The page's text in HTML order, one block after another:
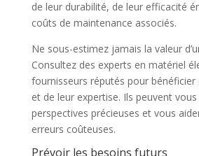
de leur durabilité, de leur efficacité
coûts de maintenance associés.
Ne sous-estimez jamais la valeur
Consultez des experts en matériel
fournisseurs réputés pour bénéficier
et de leur expertise. Ils peuvent
perspectives précieuses et vous
erreurs coûteuses.
Prévoir les besoins futurs